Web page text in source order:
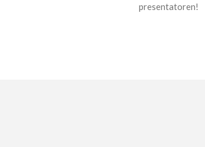
presentatoren!